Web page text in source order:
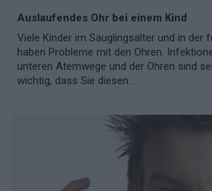
Auslaufendes Ohr bei einem Kind
Viele Kinder im Säuglingsalter und in der
haben Probleme mit den Ohren.
unteren Atemwege und der Ohren sind
wichtig, dass Sie diesen...